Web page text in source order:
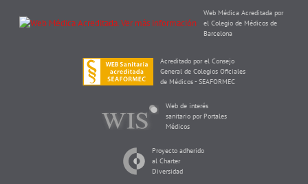
Web Médica Acreditada por
el Colegio de Médicos de
Barcelona
Acreditado por el Consejo
General de Colegios Oficiales
de Médicos - SEAFORMEC
Web de interés
sanitario por Portales
Médicos
Proyecto adherido
al Charter
Diversidad